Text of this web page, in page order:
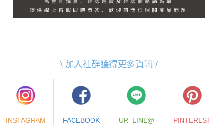
\ 加入社群獲得更多資訊 /
INSTAGRAM FACEBOOK UR_LINE@ PINTEREST